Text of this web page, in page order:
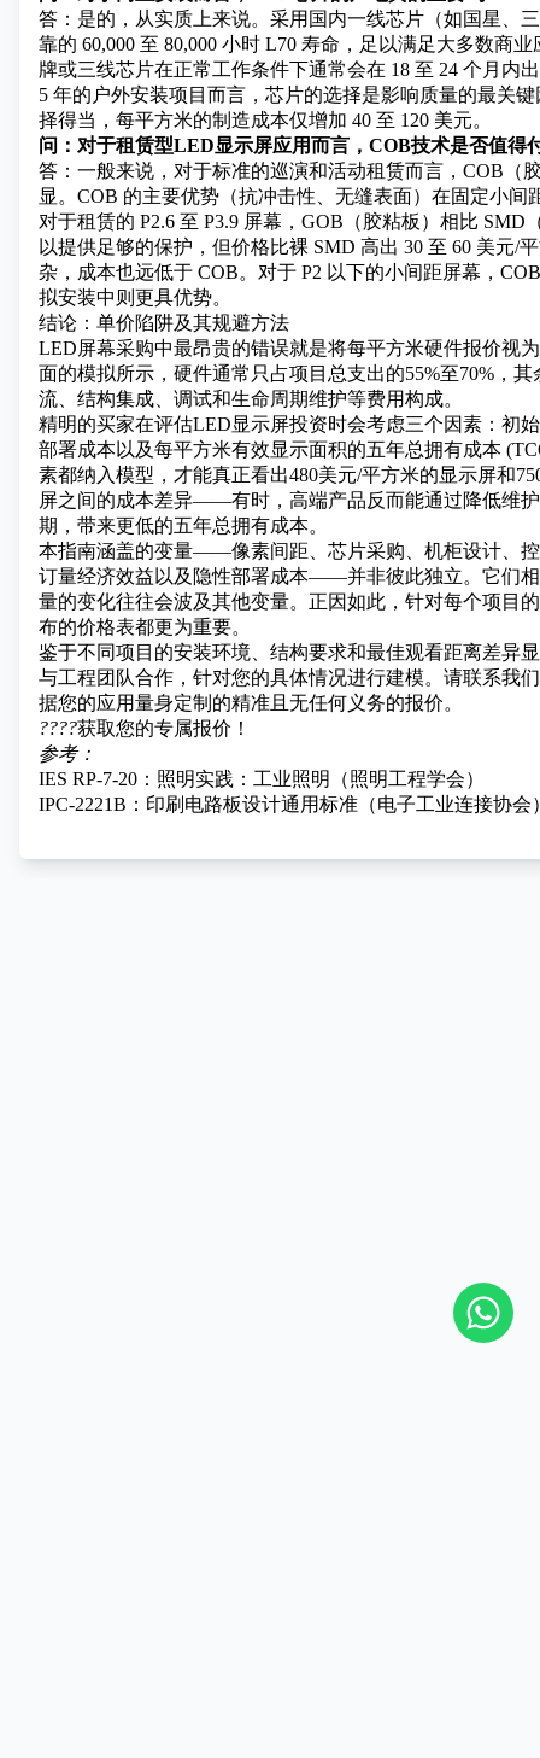
答：是的，从实质上来说。采用国内一线芯片（如国星、
靠的 60,000 至 80,000 小时 L70 寿命，足以满足大多数商
牌或三线芯片在正常工作条件下通常会在 18 至 24 个月内
5 年的户外安装项目而言，芯片的选择是影响质量的最关
择得当，每平方米的制造成本仅增加 40 至 120 美元。
问：对于租赁型LED显示屏应用而言，COB技术是否值得
答：一般来说，对于标准的巡演和活动租赁而言，COB（
显。COB 的主要优势（抗冲击性、无缝表面）在固定小间
对于租赁的 P2.6 至 P3.9 屏幕，GOB（胶粘板）相比 SMD
以提供足够的保护，但价格比裸 SMD 高出 30 至 60 美元/
杂，成本也远低于 COB。对于 P2 以下的小间距屏幕，
拟安装中则更具优势。
结论：单价陷阱及其规避方法
LED屏幕采购中最昂贵的错误就是将每平方米硬件报价视
面的模拟所示，硬件通常只占项目总支出的55%至70%，
流、结构集成、调试和生命周期维护等费用构成。
精明的买家在评估LED显示屏投资时会考虑三个因素：初
部署成本以及每平方米有效显示面积的五年总拥有成本
素都纳入模型，才能真正看出480美元/平方米的显示屏和
屏之间的成本差异——有时，高端产品反而能通过降低维
期，带来更低的五年总拥有成本。
本指南涵盖的变量——像素间距、芯片采购、机柜设计、
订量经济效益以及隐性部署成本——并非彼此独立。它们
量的变化往往会波及其他变量。正因如此，针对每个项目
布的价格表都更为重要。
鉴于不同项目的安装环境、结构要求和最佳观看距离差异
与工程团队合作，针对您的具体情况进行建模。请联系我
据您的应用量身定制的精准且无任何义务的报价。
????获取您的专属报价！
参考：
IES RP-7-20：照明实践：工业照明（照明工程学会）
IPC-2221B：印刷电路板设计通用标准（电子工业连接协会